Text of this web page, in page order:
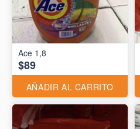
Ace 1,8
$89
AÑADIR AL CARRITO